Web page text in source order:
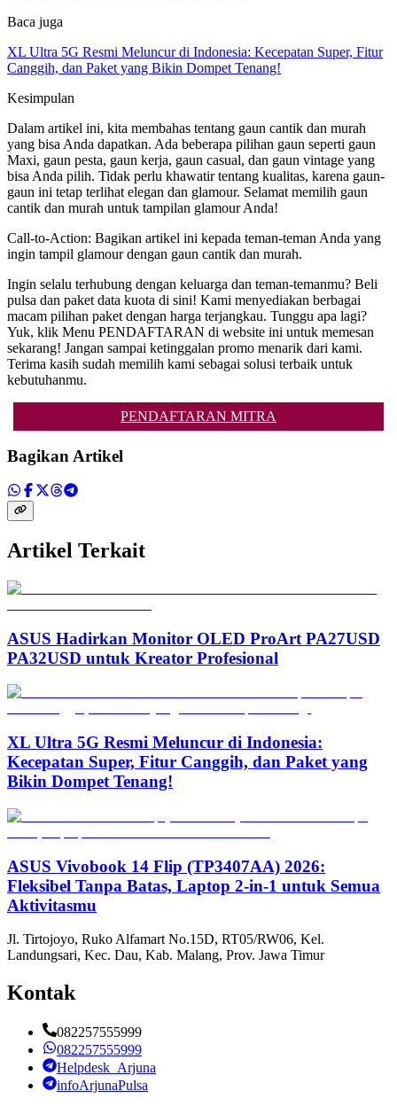
Baca juga
XL Ultra 5G Resmi Meluncur di Indonesia: Kecepatan Super, Fitur
Canggih, dan Paket yang Bikin Dompet Tenang!
Kesimpulan
Dalam artikel ini, kita membahas tentang gaun cantik dan murah
yang bisa Anda dapatkan. Ada beberapa pilihan gaun seperti gaun
Maxi, gaun pesta, gaun kerja, gaun casual, dan gaun vintage yang
bisa Anda pilih. Tidak perlu khawatir tentang kualitas, karena gaun-
gaun ini tetap terlihat elegan dan glamour. Selamat memilih gaun
cantik dan murah untuk tampilan glamour Anda!
Call-to-Action: Bagikan artikel ini kepada teman-teman Anda yang
ingin tampil glamour dengan gaun cantik dan murah.
Ingin selalu terhubung dengan keluarga dan teman-temanmu? Beli
pulsa dan paket data kuota di sini! Kami menyediakan berbagai
macam pilihan paket dengan harga terjangkau. Tunggu apa lagi?
Yuk, klik Menu PENDAFTARAN di website ini untuk memesan
sekarang! Jangan sampai ketinggalan promo menarik dari kami.
Terima kasih sudah memilih kami sebagai solusi terbaik untuk
kebutuhanmu.
PENDAFTARAN MITRA
Bagikan Artikel
Artikel Terkait
ASUS Hadirkan Monitor OLED ProArt PA27USD
PA32USD untuk Kreator Profesional
XL Ultra 5G Resmi Meluncur di Indonesia:
Kecepatan Super, Fitur Canggih, dan Paket yang
Bikin Dompet Tenang!
ASUS Vivobook 14 Flip (TP3407AA) 2026:
Fleksibel Tanpa Batas, Laptop 2-in-1 untuk Semua
Aktivitasmu
Jl. Tirtojoyo, Ruko Alfamart No.15D, RT05/RW06, Kel.
Landungsari, Kec. Dau, Kab. Malang, Prov. Jawa Timur
Kontak
082257555999
082257555999
Helpdesk_Arjuna
infoArjunaPulsa